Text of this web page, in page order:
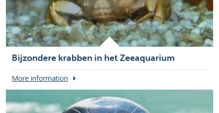
Bijzondere krabben in het Zeeaquarium
More information